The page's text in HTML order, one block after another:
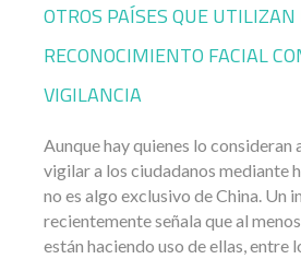
OTROS PAÍSES QUE UTILIZAN
RECONOCIMIENTO FACIAL
VIGILANCIA
Aunque hay quienes lo consideran
vigilar a los ciudadanos mediante
no es algo exclusivo de China. Un
recientemente señala que al
están haciendo uso de ellas, entre